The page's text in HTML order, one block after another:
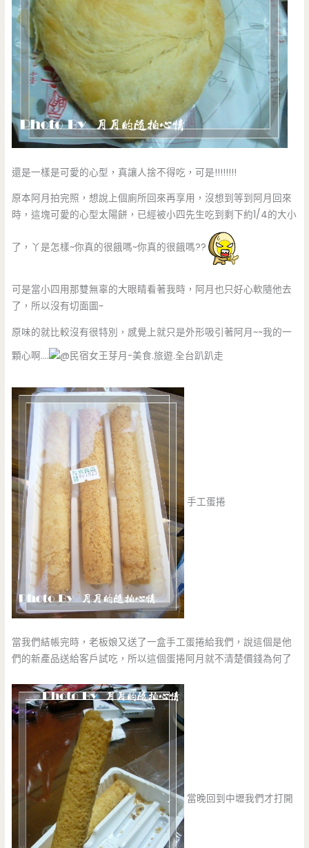
還是一樣是可愛的心型，真讓人捨不得吃，可是!!!!!!!!
原本阿月拍完照，想說上個廁所回來再享用，沒想到等到阿月回來
時，這塊可愛的心型太陽餅，已經被小四先生吃到剩下約1/4的大小
了，丫是怎樣~你真的很餓嗎~你真的很餓嗎??
可是當小四用那雙無辜的大眼睛看著我時，阿月也只好心軟隨他去
了，所以沒有切面圖~
原味的就比較沒有很特別，感覺上就只是外形吸引著阿月~~我的一
顆心啊….
手工蛋捲
當我們結帳完時，老板娘又送了一盒手工蛋捲給我們，說這個是他
們的新產品送給客戶試吃，所以這個蛋捲阿月就不清楚價錢為何了
當晚回到中壢我們才打開